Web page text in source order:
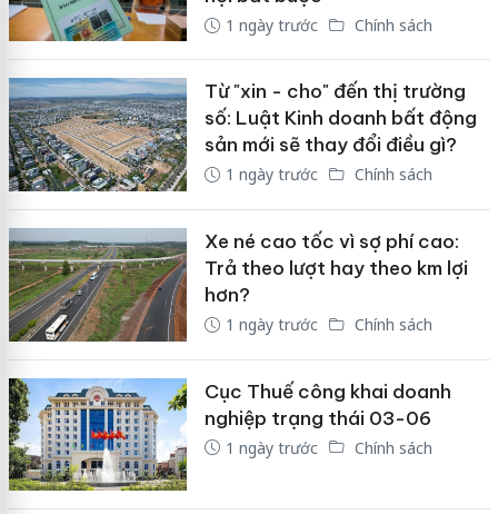
1 ngày trước Chính sách
Từ "xin - cho" đến thị trường
số: Luật Kinh doanh bất động
sản mới sẽ thay đổi điều gì?
1 ngày trước Chính sách
Xe né cao tốc vì sợ phí cao:
Trả theo lượt hay theo km lợi
hơn?
1 ngày trước Chính sách
Cục Thuế công khai doanh
nghiệp trạng thái 03-06
1 ngày trước Chính sách